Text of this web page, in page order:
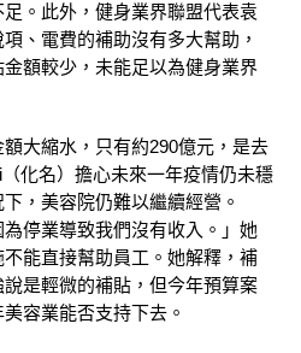
。此外，健身業界聯盟代表袁
、電費的補助沒有多大幫助，
額較少，未能足以為健身業界
大縮水，只有約290億元，是去
化名）擔心未來一年疫情仍未穩
，美容院仍難以繼續經營。
為停業導致我們沒有收入。」她
能直接幫助員工。她解釋，補
是輕微的補貼，但今年預算案
容業能否支持下去。